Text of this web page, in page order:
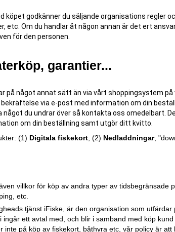
köpet godkänner du säljande organisations regler
etc. Om du handlar åt någon annan är det ert
för den personen.
garantier...
på något annat sätt än via vårt shoppingsystem på
via e-post med information om din
du undrar över så kontakta oss omedelbart.
om din beställning samt utgör ditt kvitto.
(1) Digitala fiskekort , (2) Nedladdningar,
villkor för köp av andra typer av tidsbegränsade
etc.
tjänst iFiske, är den organisation som utfärdar
ett avtal med, och blir i samband med köp kund
inte på köp av fiskekort, båthyra etc, vår policy är